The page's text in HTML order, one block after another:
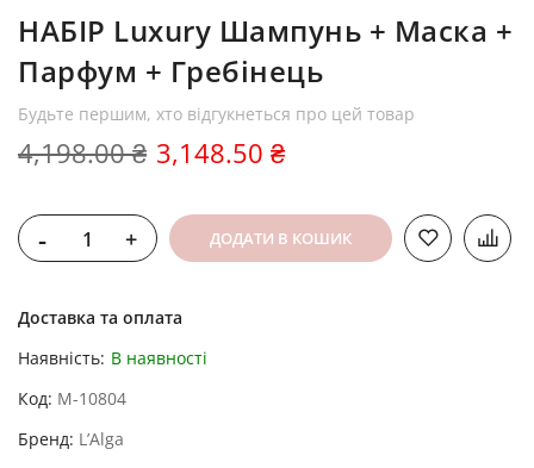
НАБІР Luxury Шампунь + Маска +
Парфум + Гребінець
Будьте першим, хто відгукнеться про цей товар
3,148.50 ₴
4,198.00 ₴
- + ДОДАТИ В КОШИК
Доставка та оплата
Наявність: В наявності
Код M-10804
Бренд L’Alga